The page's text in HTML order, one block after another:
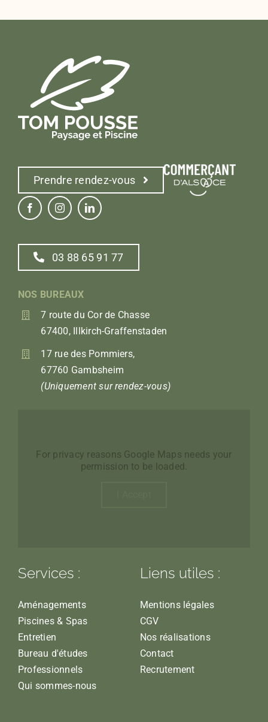
Prendre rendez-vous
03 88 65 91 77
NOS BUREAUX
7 route du Cor de Chasse
67400, Illkirch-Graffenstaden
17 rue des Pommiers,
67760 Gambsheim
(Uniquement sur rendez-vous)
For privacy reasons Google Maps needs your
permission to be loaded.
Services :
Aménagements
Piscines & Spas
Entretien
Bureau d'études
Professionnels
Qui sommes-nous
Liens utiles :
Mentions légales
CGV
Nos réalisations
Contact
Recrutement